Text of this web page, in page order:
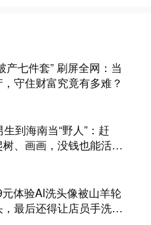
产七件套” 刷屏全网：当
守住财富究竟有多难？
到海南当“野人”：赶
、画画，没钱也能活得
体验AI洗头像被山羊轮
最后还得让店员手洗两